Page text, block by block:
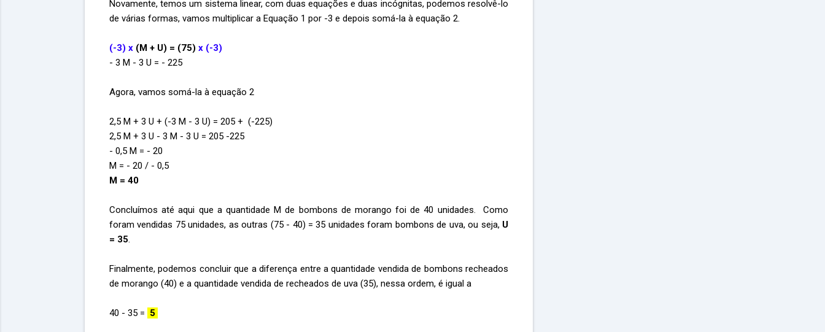
Novamente, temos um sistema linear, com duas equações e duas incógnitas, podemos resolvê-lo
de várias formas, vamos multiplicar a Equação 1 por -3 e depois somá-la à equação 2.
(-3) x (M + U) = (75) x (-3)
- 3 M - 3 U = - 225
Agora, vamos somá-la à equação 2
2,5 M + 3 U + (-3 M - 3 U) = 205 + (-225)
2,5 M + 3 U - 3 M - 3 U = 205 -225
- 0,5 M = - 20
M = - 20 / - 0,5
M = 40
Concluímos até aqui que a quantidade M de bombons de morango foi de 40 unidades. Como
foram vendidas 75 unidades, as outras (75 - 40) = 35 unidades foram bombons de uva, ou seja, U
= 35.
Finalmente, podemos concluir que a diferença entre a quantidade vendida de bombons recheados
de morango (40) e a quantidade vendida de recheados de uva (35), nessa ordem, é igual a
40 - 35 = 5